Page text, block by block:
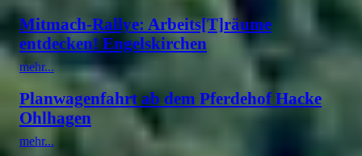
Mitmach-Rallye: Arbeits[T]räume
entdecken! Engelskirchen
mehr...
Planwagenfahrt ab dem Pferdehof Hacke
Ohlhagen
mehr...